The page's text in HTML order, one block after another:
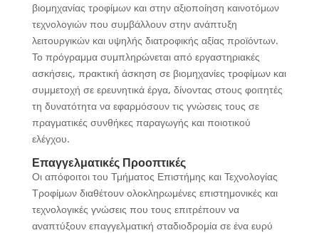
βιομηχανίας τροφίμων και στην αξιοποίηση καινοτόμων
τεχνολογιών που συμβάλλουν στην ανάπτυξη
λειτουργικών και υψηλής διατροφικής αξίας προϊόντων.
Το πρόγραμμα συμπληρώνεται από εργαστηριακές
ασκήσεις, πρακτική άσκηση σε βιομηχανίες τροφίμων και
συμμετοχή σε ερευνητικά έργα, δίνοντας στους φοιτητές
τη δυνατότητα να εφαρμόσουν τις γνώσεις τους σε
πραγματικές συνθήκες παραγωγής και ποιοτικού
ελέγχου.
Επαγγελματικές Προοπτικές
Οι απόφοιτοι του Τμήματος Επιστήμης και Τεχνολογίας
Τροφίμων διαθέτουν ολοκληρωμένες επιστημονικές και
τεχνολογικές γνώσεις που τους επιτρέπουν να
αναπτύξουν επαγγελματική σταδιοδρομία σε ένα ευρύ